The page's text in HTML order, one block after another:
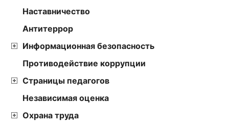
Наставничество
Антитеррор
Информационная безопасность
Противодействие коррупции
Страницы педагогов
Независимая оценка
Охрана труда